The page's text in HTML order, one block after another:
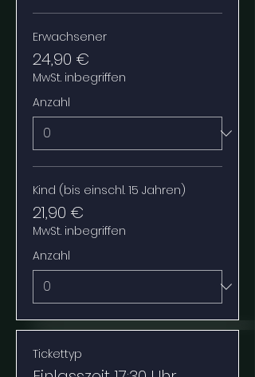
Erwachsener
24,90 €
MwSt. inbegriffen
Anzahl
Kind (bis einschl. 15 Jahren)
21,90 €
MwSt. inbegriffen
Anzahl
Tickettyp